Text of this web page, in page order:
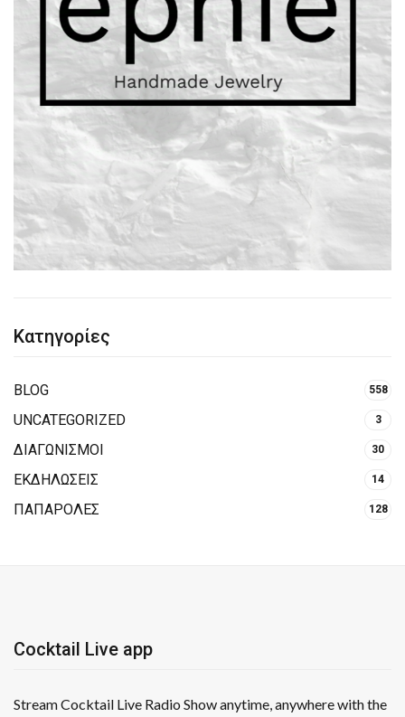
Κατηγορίες
BLOG 558
UNCATEGORIZED 3
ΔΙΑΓΩΝΙΣΜΟΙ 30
ΕΚΔΗΛΩΣΕΙΣ 14
ΠΑΠΑΡΟΛΕΣ 128
Cocktail Live app
Stream Cocktail Live Radio Show anytime, anywhere with the